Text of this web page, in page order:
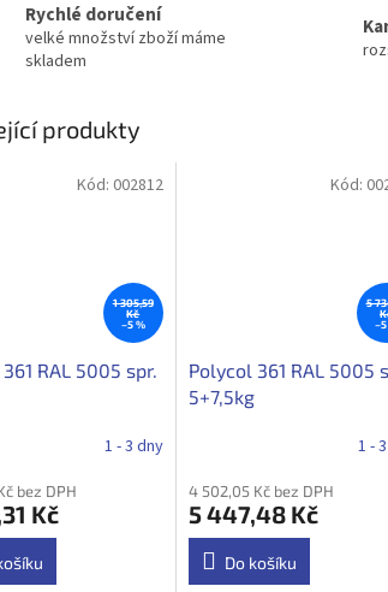
Rychlé doručení
velké množství zboží máme
skladem
produkty
1 305,59
Kč
–5 %
RAL 5005 spr.
1 - 3 dny
bez DPH
Kč
Kód: 002812
5
–5
Polycol 361 RAL 5005
5+7,5kg
1 -
4 502,05 Kč bez DPH
5 447,48 Kč
Do košíku
Kód: